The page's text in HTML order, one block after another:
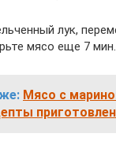
лук,
мясо еще 7 мин.
Мясо с